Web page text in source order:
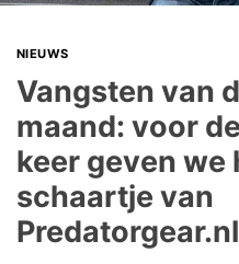
NIEUWS
Vangsten van
maand: voor
keer geven we
schaartje van